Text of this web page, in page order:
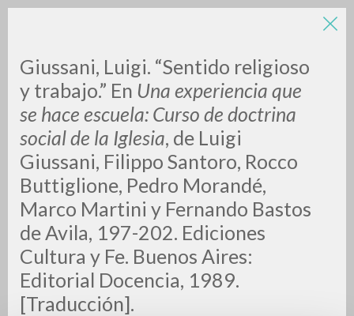
Giussani, Luigi. “Sentido religioso
y trabajo.” En Una experiencia que
se hace escuela: Curso de doctrina
social de la Iglesia, de Luigi
Giussani, Filippo Santoro, Rocco
Buttiglione, Pedro Morandé,
Marco Martini y Fernando Bastos
de Avila, 197-202. Ediciones
Cultura y Fe. Buenos Aires:
Editorial Docencia, 1989.
[Traducción].
LUIGI
GIUSSANI
scritti